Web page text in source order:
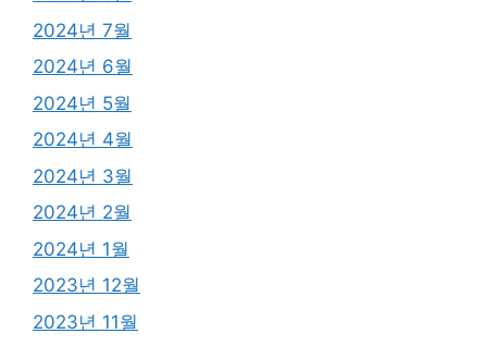
2024년 7월
2024년 6월
2024년 5월
2024년 4월
2024년 3월
2024년 2월
2024년 1월
2023년 12월
2023년 11월